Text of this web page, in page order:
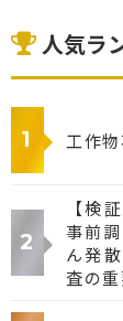
人気ラ
工作
【検
事前
ん発
査の